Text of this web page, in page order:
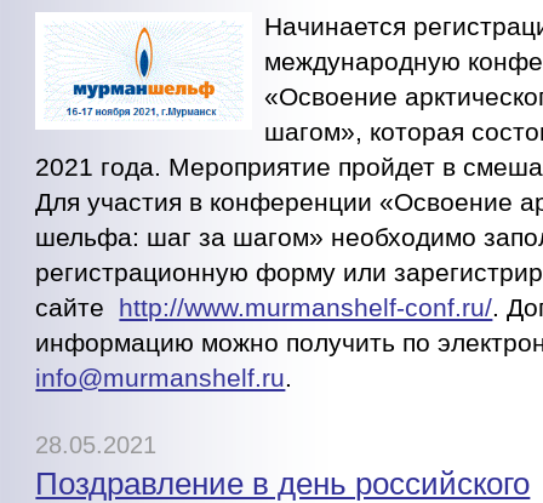
Начинается
международную
«Освоение
шагом», которая
2021 года. Мероприятие пройдет в
Для участия в конференции «Освоение
шельфа: шаг за шагом» необходимо
регистрационную форму или
сайте http://www.murmanshelf-conf.ru/.
информацию можно получить по
info@murmanshelf.ru.
28.05.2021
Поздравление в день российского